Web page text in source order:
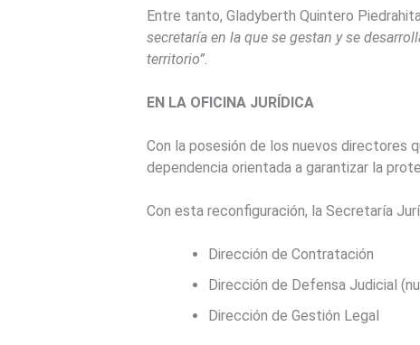
Entre tanto, Gladyberth Quintero
secretaría en la que se gestan y se
territorio”.
EN LA OFICINA JURÍDICA
Con la posesión de los nuevos directores
dependencia orientada a garantizar la
Con esta reconfiguración, la Secretaría
Dirección de Contratación
Dirección de Defensa Judicial
Dirección de Gestión Legal